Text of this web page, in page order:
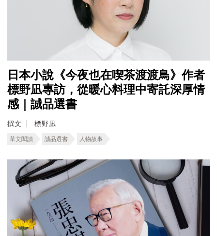
日本小說《今夜也在喫茶渡渡鳥》作者
標野凪專訪，從暖心料理中寄託深厚情
感｜誠品選書
撰文 標野凪
華文閱讀 誠品選書 人物故事